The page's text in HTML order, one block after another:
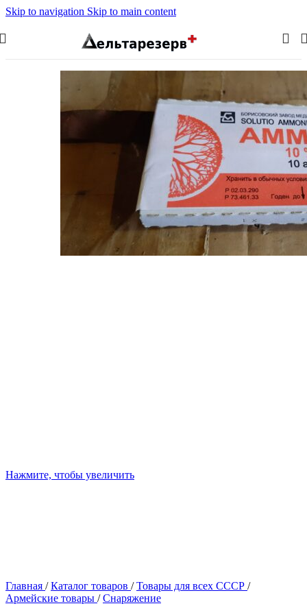
Skip to navigation Skip to main content
Нажмите, чтобы увеличить
Главная / Каталог товаров / Товары для всех СССР /
Армейские товары / Снаряжение